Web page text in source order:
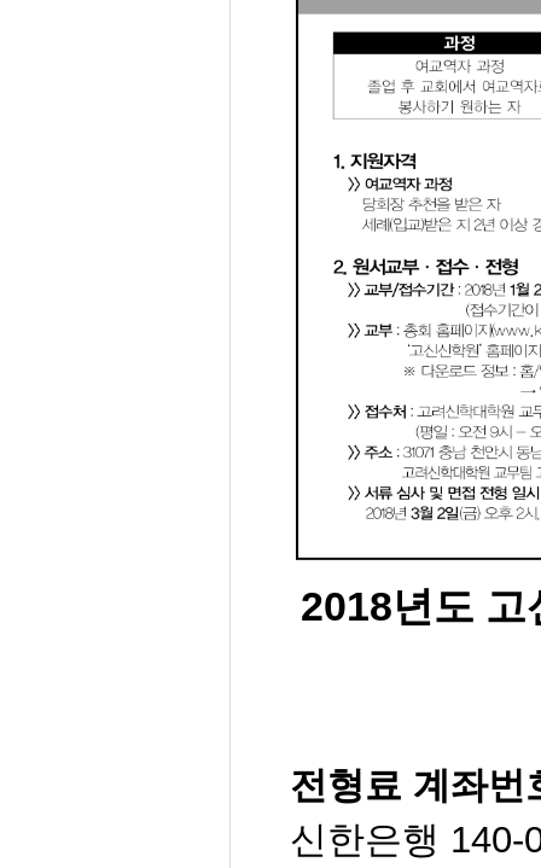
2018년도 고
전형료 계좌번
신한은행 140-